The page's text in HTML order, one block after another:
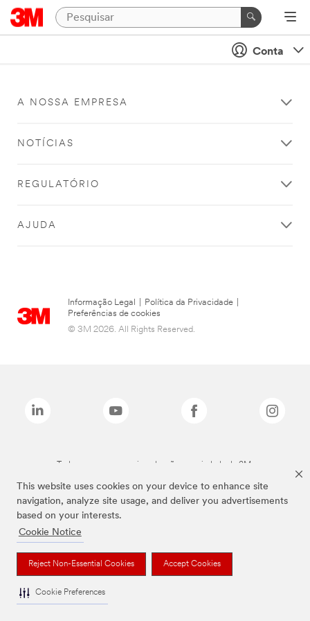
This website uses cookies on your device to enhance site
navigation, analyze site usage, and deliver you advertisements
based on your interests.
Cookie Notice
Reject Non-Essential Cookies Accept Cookies
Cookie Preferences
Conta
A NOSSA EMPRESA
NOTÍCIAS
REGULATÓRIO
AJUDA
Informação Legal Política da Privacidade
Preferências de cookies
© 3M 2026. All Rights Reserved.
Todas as marcas mencionadas são propriedade da 3M.